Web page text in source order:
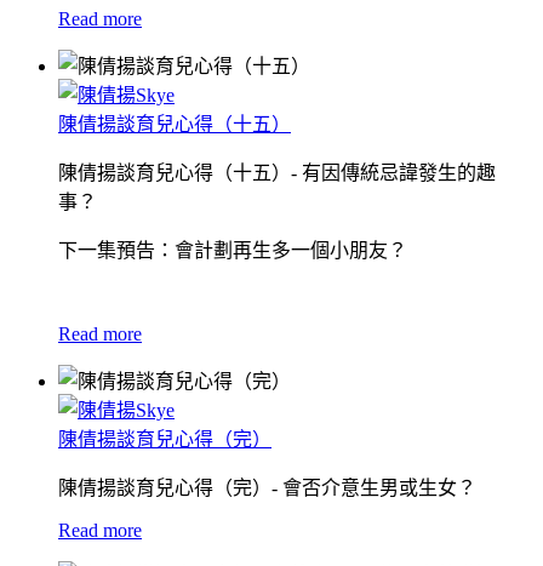
Read more
陳倩揚談育兒心得（十五）
陳倩揚談育兒心得（十五）- 有因傳統忌諱發生的趣
事？
下一集預告：會計劃再生多一個小朋友？
Read more
陳倩揚談育兒心得（完）
陳倩揚談育兒心得（完）- 會否介意生男或生女？
Read more